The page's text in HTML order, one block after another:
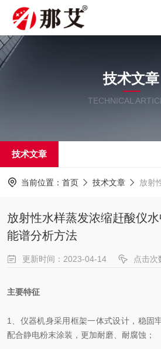
技术文章
TECHNICAL
技术文章
当前位置： 首页 技术文章 放射性水
放射性水样蒸发浓缩赶酸仪
能谱分析方法
更新时间：2023-04-14 点击次
主要特征
1、仪器机身采用框架一体式设计，稳固
配合静电粉末涂装，更加耐磨、耐腐蚀；